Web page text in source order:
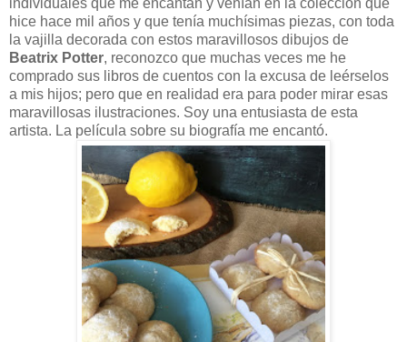
individuales que me encantan y venían en la colección que
hice hace mil años y que tenía muchísimas piezas, con toda
la vajilla decorada con estos maravillosos dibujos de
Beatrix Potter, reconozco que muchas veces me he
comprado sus libros de cuentos con la excusa de leérselos
a mis hijos; pero que en realidad era para poder mirar esas
maravillosas ilustraciones. Soy una entusiasta de esta
artista. La película sobre su biografía me encantó.